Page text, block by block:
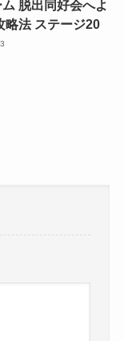
脱出同好会へよ
略法 ステージ20